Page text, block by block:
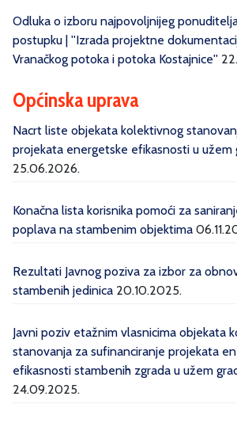
Odluka o izboru najpovoljnijeg
postupku | ''Izrada projektne
Vranačkog potoka i potoka Kostajnice''
Općinska uprava
Nacrt liste objekata kolektivnog
projekata energetske efikasnosti u užem
25.06.2026.
Konačna lista korisnika pomoći za
poplava na stambenim objektima
Rezultati Javnog poziva za izbor za
stambenih jedinica 20.10.2025.
Javni poziv etažnim vlasnicima objekata
stanovanja za sufinanciranje projekata
efikasnosti stambenih zgrada u užem
24.09.2025.